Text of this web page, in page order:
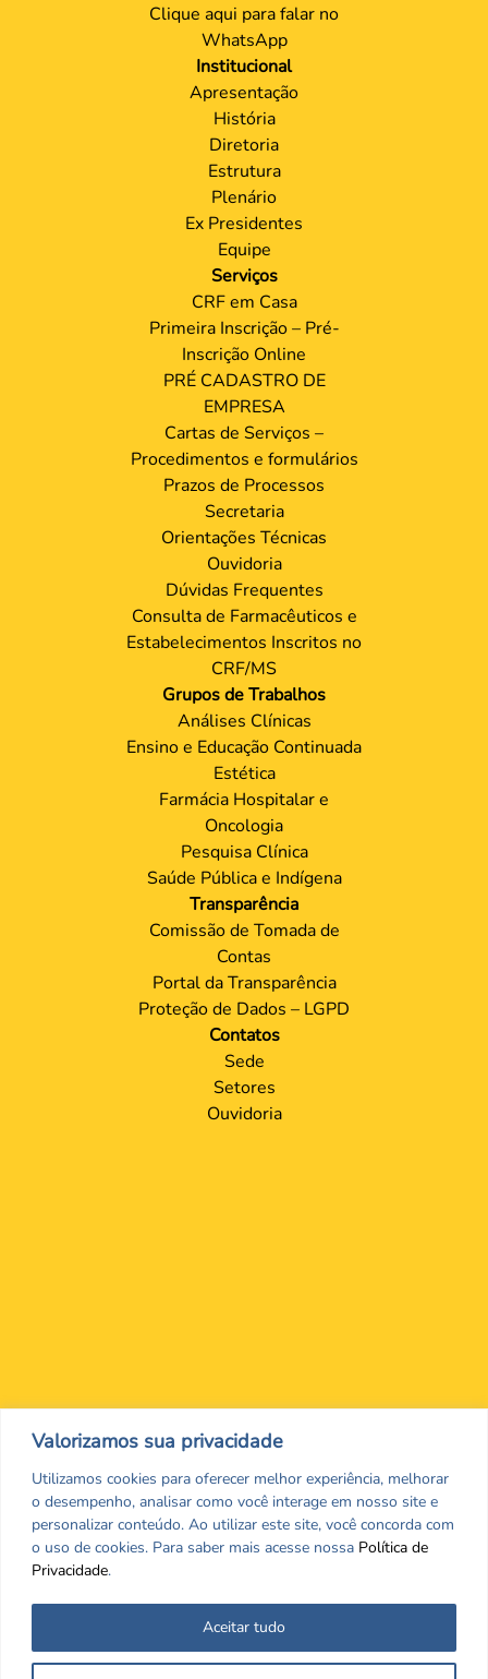
Valorizamos sua privacidade
Utilizamos cookies para oferecer melhor experiência, melhorar
o desempenho, analisar como você interage em nosso site e
personalizar conteúdo. Ao utilizar este site, você concorda com
o uso de cookies. Para saber mais acesse nossa Política de
Privacidade.
Aceitar tudo
Clique aqui para falar no
WhatsApp
Institucional
Apresentação
História
Diretoria
Estrutura
Plenário
Ex Presidentes
Equipe
Serviços
CRF em Casa
Primeira Inscrição – Pré-
Inscrição Online
PRÉ CADASTRO DE
EMPRESA
Cartas de Serviços –
Procedimentos e formulários
Prazos de Processos
Secretaria
Orientações Técnicas
Ouvidoria
Dúvidas Frequentes
Consulta de Farmacêuticos e
Estabelecimentos Inscritos no
CRF/MS
Grupos de Trabalhos
Análises Clínicas
Ensino e Educação Continuada
Estética
Farmácia Hospitalar e
Oncologia
Pesquisa Clínica
Saúde Pública e Indígena
Transparência
Comissão de Tomada de
Contas
Portal da Transparência
Proteção de Dados – LGPD
Contatos
Sede
Setores
Ouvidoria
Todos os direitos reservados. CRF/MS. Copyrigth ©2026